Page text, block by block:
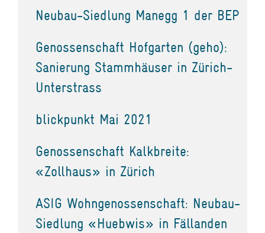
Neubau-Siedlung Manegg 1 der BEP
Genossenschaft Hofgarten (geho):
Sanierung Stammhäuser in Zürich-
Unterstrass
blickpunkt Mai 2021
Genossenschaft Kalkbreite:
«Zollhaus» in Zürich
ASIG Wohngenossenschaft: Neubau-
Siedlung «Huebwis» in Fällanden